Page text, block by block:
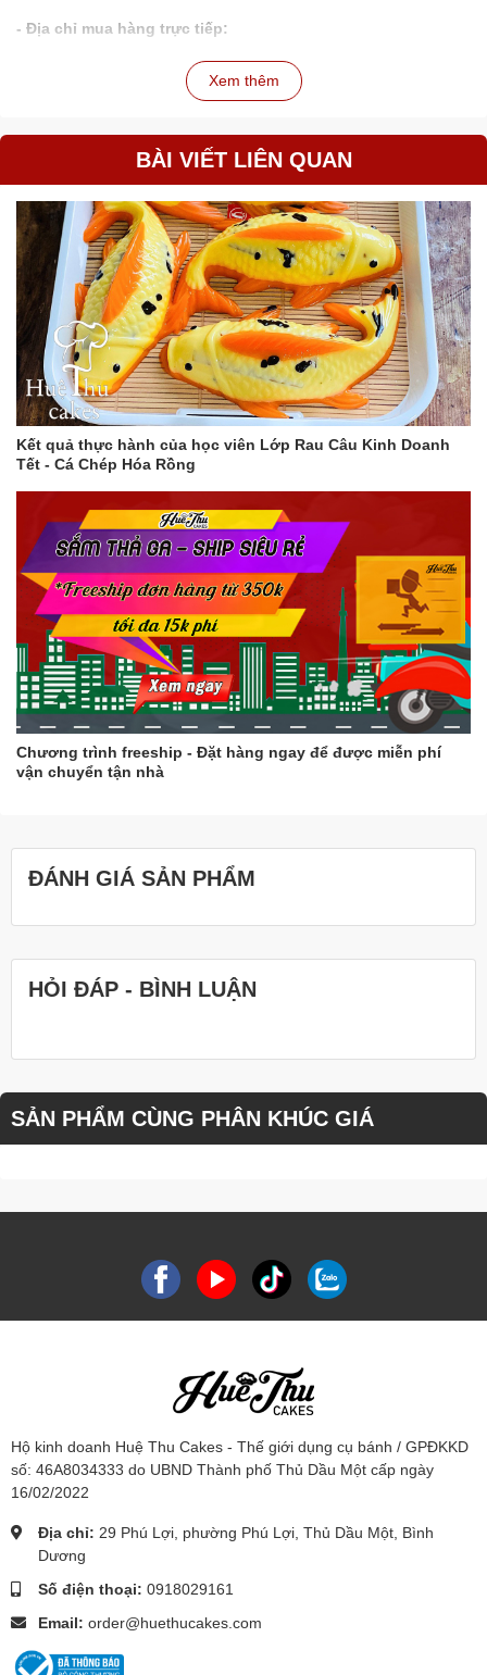
- Địa chỉ mua hàng trực tiếp:
+ Địa chỉ cửa hàng: 114 Đường Phú Lợi - Phú Hòa - Thủ Dầu Một
Xem thêm
BÀI VIẾT LIÊN QUAN
Kết quả thực hành của học viên Lớp Rau Câu Kinh Doanh
Tết - Cá Chép Hóa Rồng
Chương trình freeship - Đặt hàng ngay để được miễn phí
vận chuyển tận nhà
ĐÁNH GIÁ SẢN PHẨM
HỎI ĐÁP - BÌNH LUẬN
SẢN PHẨM CÙNG PHÂN KHÚC GIÁ
Hộ kinh doanh Huệ Thu Cakes - Thế giới dụng cụ bánh / GPĐKKD
số: 46A8034333 do UBND Thành phố Thủ Dầu Một cấp ngày
16/02/2022
Địa chỉ: 29 Phú Lợi, phường Phú Lợi, Thủ Dầu Một, Bình
Dương
Số điện thoại: 0918029161
Email: order@huethucakes.com